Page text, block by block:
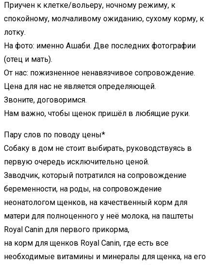
Приучен к клетке/вольеру, ночному режиму, к
спокойному, молчаливому ожиданию, сухому корму, к
лотку.
На фото: именно Ашаби. Две последних фотографии
(отец и мать).
От нас: пожизненное ненавязчивое сопровождение.
Цена для нас не является определяющей.
Звоните, договоримся.
Нам важно, чтобы щенок пришёл в любящие руки.
Пару слов по поводу цены*
Собаку в дом не стоит выбирать, руководствуясь в
первую очередь исключительно ценой.
Заводчик, который потратился на сопровождение
беременности, на роды, на сопровождение
неонатологом щенков, на качественный корм для
матери для полноценного у неё молока, на паштеты
Royal Canin для первого прикорма,
на корм для щенков Royal Canin, где есть все
необходимые витамины и минералы для щенка, на его